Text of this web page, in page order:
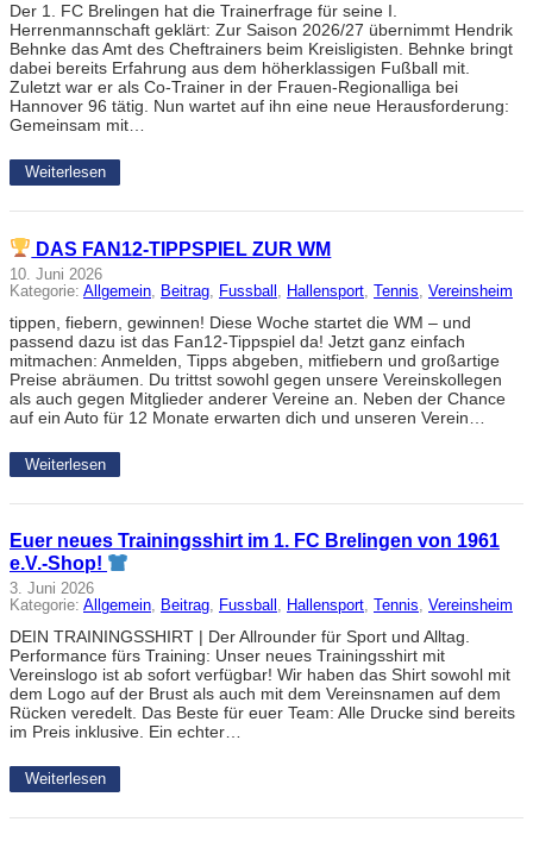
Der 1. FC Brelingen hat die Trainerfrage für seine I.
Herrenmannschaft geklärt: Zur Saison 2026/27 übernimmt Hendrik
Behnke das Amt des Cheftrainers beim Kreisligisten. Behnke bringt
dabei bereits Erfahrung aus dem höherklassigen Fußball mit.
Zuletzt war er als Co-Trainer in der Frauen-Regionalliga bei
Hannover 96 tätig. Nun wartet auf ihn eine neue Herausforderung:
Gemeinsam mit…
Weiterlesen
DAS FAN12-TIPPSPIEL ZUR WM
10. Juni 2026
Kategorie: Allgemein, Beitrag, Fussball , Hallensport, Tennis, Vereinsheim
tippen, fiebern, gewinnen! Diese Woche startet die WM – und
passend dazu ist das Fan12-Tippspiel da! Jetzt ganz einfach
mitmachen: Anmelden, Tipps abgeben, mitfiebern und großartige
Preise abräumen. Du trittst sowohl gegen unsere Vereinskollegen
als auch gegen Mitglieder anderer Vereine an. Neben der Chance
auf ein Auto für 12 Monate erwarten dich und unseren Verein…
Weiterlesen
Euer neues Trainingsshirt im 1. FC Brelingen von 1961
e.V.-Shop!
3. Juni 2026
Kategorie: Allgemein, Beitrag, Fussball , Hallensport, Tennis, Vereinsheim
DEIN TRAININGSSHIRT | Der Allrounder für Sport und Alltag.
Performance fürs Training: Unser neues Trainingsshirt mit
Vereinslogo ist ab sofort verfügbar! Wir haben das Shirt sowohl mit
dem Logo auf der Brust als auch mit dem Vereinsnamen auf dem
Rücken veredelt. Das Beste für euer Team: Alle Drucke sind bereits
im Preis inklusive. Ein echter…
Weiterlesen